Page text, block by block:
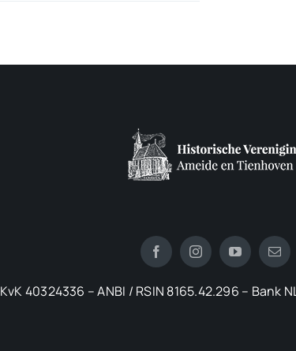
KvK 40324336 – ANBI / RSIN 8165.42.296 – Bank